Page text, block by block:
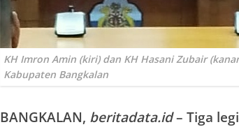
KH Imron Amin (kiri) dan KH Hasani Zubair
Kabupaten Bangkalan
BANGKALAN, beritadata.id– Tiga